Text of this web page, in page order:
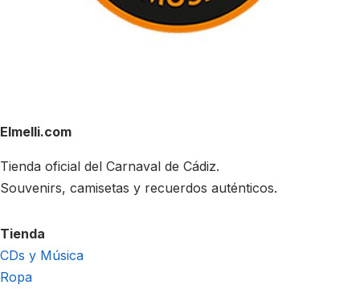
Elmelli.com
Tienda oficial del Carnaval de Cádiz.
Souvenirs, camisetas y recuerdos auténticos.
Tienda
CDs y Música
Ropa